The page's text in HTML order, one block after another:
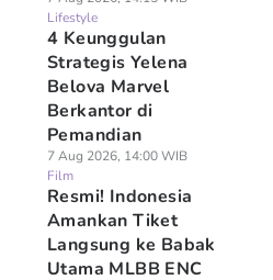
Lifestyle
4 Keunggulan
Strategis Yelena
Belova Marvel
Berkantor di
Pemandian
7 Aug 2026, 14:00 WIB
Film
Resmi! Indonesia
Amankan Tiket
Langsung ke Babak
Utama MLBB ENC